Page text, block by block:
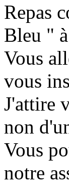
Repas
Bleu "
Vous
vous
J'attire
non
Vous
notre